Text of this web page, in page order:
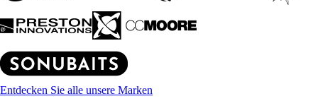
Entdecken Sie alle unsere Marken